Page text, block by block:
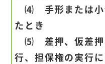
⑷ 手形または小
たとき
⑸ 差押、仮差押
行、担保権の実行